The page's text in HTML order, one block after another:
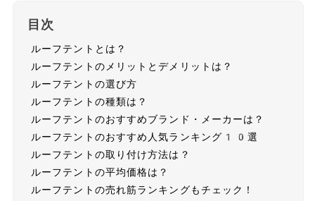
目次
ルーフテントとは？
ルーフテントのメリットとデメリットは？
ルーフテントの選び方
ルーフテントの種類は？
ルーフテントのおすすめブランド・メーカーは？
ルーフテントのおすすめ人気ランキング10選
ルーフテントの取り付け方法は？
ルーフテントの平均価格は？
ルーフテントの売れ筋ランキングもチェック！